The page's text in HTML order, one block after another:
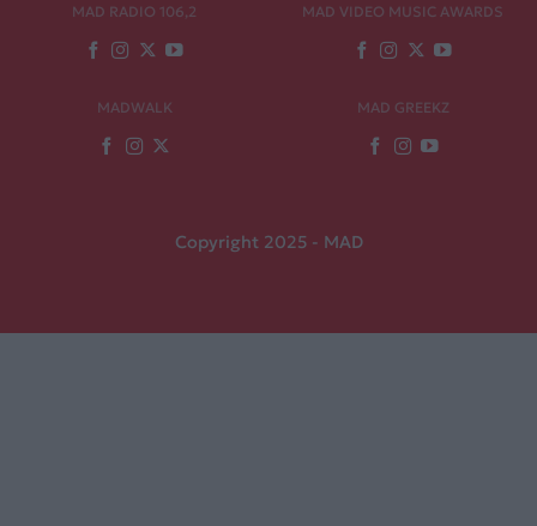
MAD RADIO 106,2 MAD VIDEO MUSIC AWARDS
MADWALK MAD GREEKZ
Copyright 2025 - MAD